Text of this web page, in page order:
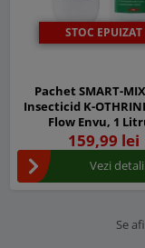
STOC EPUIZAT
Pachet SMART-
Insecticid K-
Flow Envu, 1
Ingrasamant
GRASSMAX 1 Litru
159,99 lei
Vezi detalii
Se